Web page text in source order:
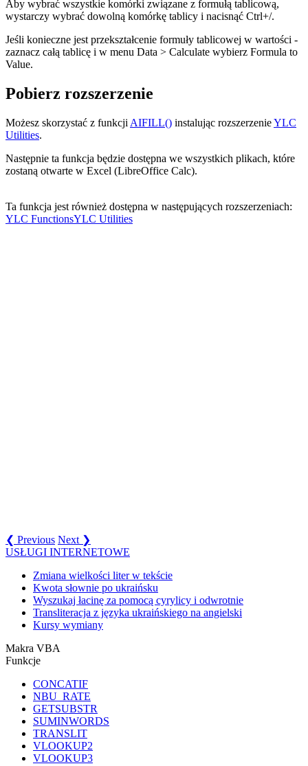
Aby wybrać wszystkie komórki związane z formułą tablicową,
wystarczy wybrać dowolną komórkę tablicy i nacisnąć Ctrl+/.
Jeśli konieczne jest przekształcenie formuły tablicowej w wartości -
zaznacz całą tablicę i w menu Data > Calculate wybierz Formula to
Value.
Pobierz rozszerzenie
Możesz skorzystać z funkcji AIFILL() instalując rozszerzenieYLC
Utilities.
Następnie ta funkcja będzie dostępna we wszystkich plikach, które
zostaną otwarte w Excel (LibreOffice Calc).
Ta funkcja jest również dostępna w następujących rozszerzeniach:
YLC FunctionsYLC Utilities
❮ Previous Next ❯
USŁUGI INTERNETOWE
Zmiana wielkości liter w tekście
Kwota słownie po ukraińsku
Wyszukaj łacinę za pomocą cyrylicy i odwrotnie
Transliteracja z języka ukraińskiego na angielski
Kursy wymiany
Makra VBA
Funkcje
CONCATIF
NBU_RATE
GETSUBSTR
SUMINWORDS
TRANSLIT
VLOOKUP2
VLOOKUP3